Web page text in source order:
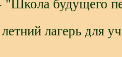
лагерь для